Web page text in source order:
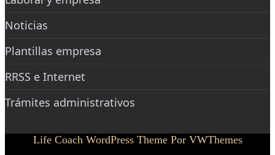
Noticias
Plantillas empresa
RRSS e Internet
Trámites administrativos
Life Coach WordPress Theme Por VWThemes